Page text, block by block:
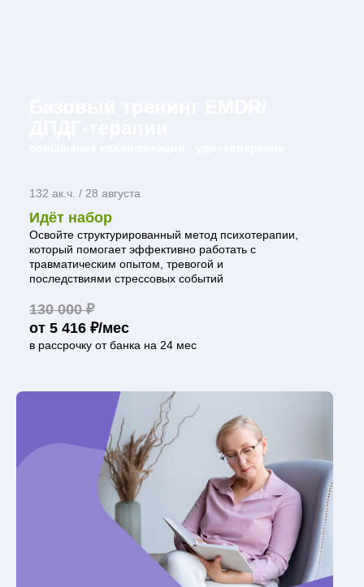
132 ак.ч. / 28 августа
Идёт набор
Освойте структурированный метод психотерапии,
который помогает эффективно работать с
травматическим опытом, тревогой и
последствиями стрессовых событий
130 000 ₽
от 5 416 ₽/мес
в рассрочку от банка на 24 мес